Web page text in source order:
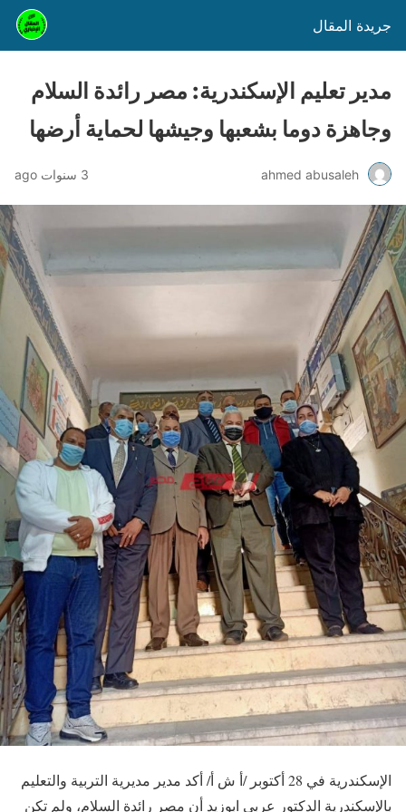
جريدة المقال
مدير تعليم الإسكندرية: مصر رائدة السلام
وجاهزة دوما بشعبها وجيشها لحماية أرضها
ahmed abusaleh 3 سنوات ago
الإسكندرية في 28 أكتوبر /أ ش أ/ أكد مدير مديرية التربية والتعليم
بالإسكندرية الدكتور عربي ابوزيد أن مصر رائدة السلام، ولم تكن